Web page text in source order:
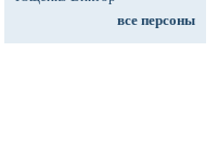
все персоны